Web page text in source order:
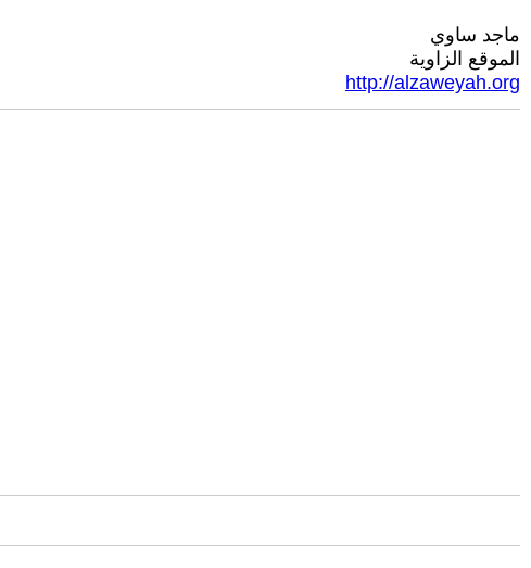
ماجد ساوي
الموقع الزاوية
http://alzaweyah.org